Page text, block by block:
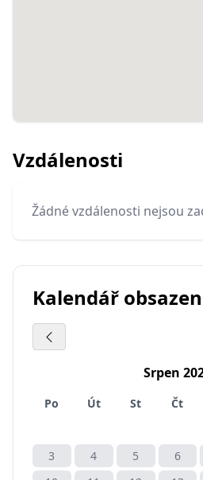
Vzdálenosti
Žádné vzdálenosti nejsou
Kalendář
Srpen
Po Út St Čt
3
4 5 6